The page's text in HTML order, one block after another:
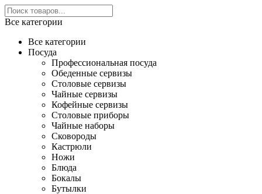
Все категории
Все категории
Посуда
Профессиональная посуда
Обеденные сервизы
Столовые сервизы
Чайные сервизы
Кофейные сервизы
Столовые приборы
Чайные наборы
Сковороды
Кастрюли
Ножи
Блюда
Бокалы
Бутылки